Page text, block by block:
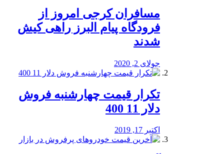
مسافران کرجی امروز از
فرودگاه پیام البرز راهی کیش
شدند
جولای 2, 2020
تکرار قیمت چهارشنبه فروش
دلار 11 400
اکتبر 17, 2019